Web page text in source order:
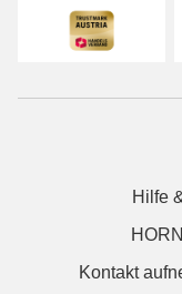
Hilfe
Kontakt